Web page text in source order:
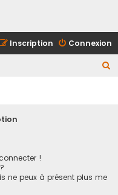
Connexion
Inscription
!
ne peux à présent plus me